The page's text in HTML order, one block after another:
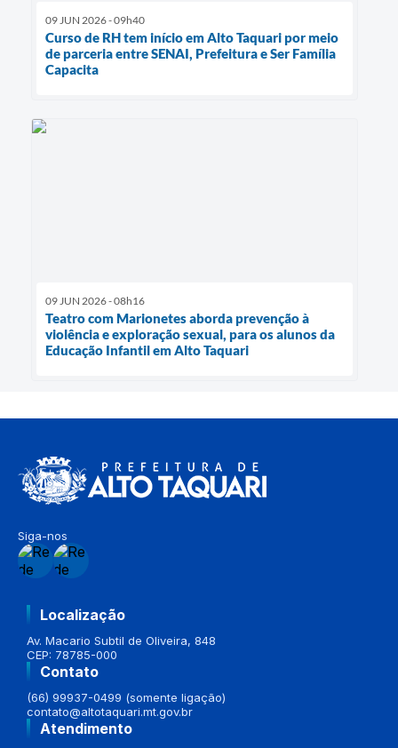
09 JUN 2026 - 09h40
Curso de RH tem início em Alto Taquari por meio
de parceria entre SENAI, Prefeitura e Ser Família
Capacita
09 JUN 2026 - 08h16
Teatro com Marionetes aborda prevenção à
violência e exploração sexual, para os alunos da
Educação Infantil em Alto Taquari
Siga-nos
Localização
Av. Macario Subtil de Oliveira, 848
CEP: 78785-000
Contato
(66) 99937-0499 (somente ligação)
contato@altotaquari.mt.gov.br
Atendimento